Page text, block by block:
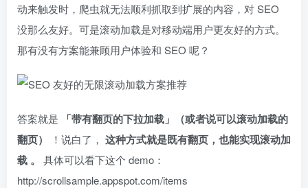
动来触发时，爬虫就无法顺利抓取到扩展的内容，对 SEO
没那么友好。可是滚动加载是对移动端用户更友好的方式。
那有没有方案能兼顾用户体验和 SEO 呢？
答案就是
「带有翻页的下拉加载」（或者说可以滚动加载的
翻页）
！说白了， 这种方式就是既有翻页，也能实现滚动加
载 。 具体可以看下这个 demo：
http://scrollsample.appspot.com/items